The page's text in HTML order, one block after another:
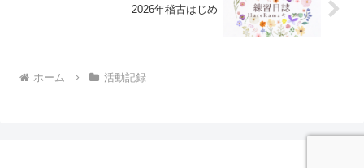
2026年稽古はじめ
ホーム 活動記録